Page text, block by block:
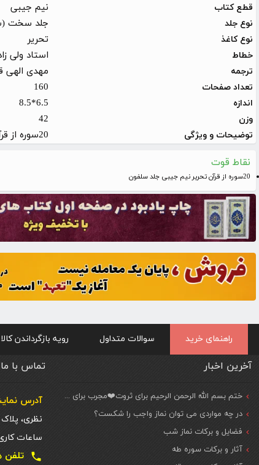
قطع کتاب نیم جیبی
نوع جلد جلد سخت
نوع کاغذ تحریر
خطاط استاد ولی
ترجمه مهدی الهی
تعداد صفحات 160
اندازه 6.5*8.5
وزن 42
توضیحات و ویژگی 20سوره از قرآن تحریر نیم جیبی جلد سلفون بسیار زیبا و شیک مخصوص کادو و هدیه مناسب برای مراسمات مهم برای عزیزانتان
نقاط قوت
20سوره از قرآن تحریر نیم جیبی جلد سلفون
راهنمای خرید سوالات متداول رویه بازگرداندن کالا
آخرین اخبار
ختم بسم الله الرحمن الرحیم برای ثروت❤️مجرب برای حاجات مهم و فوری
در چه مواردی می توان نماز واجب را شکست؟
فضایل و برکات نماز شب
آثار و برکات سوره طه
تماس با ما
آدرس
نظری، پلاک ۸۸، ط. اول
ساعات کاری: همه
local_phone تلفن های